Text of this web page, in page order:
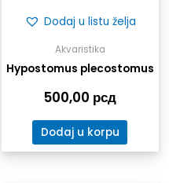
Dodaj u listu želja
Akvaristika
Hypostomus plecostomus
500,00 рсд
Dodaj u korpu